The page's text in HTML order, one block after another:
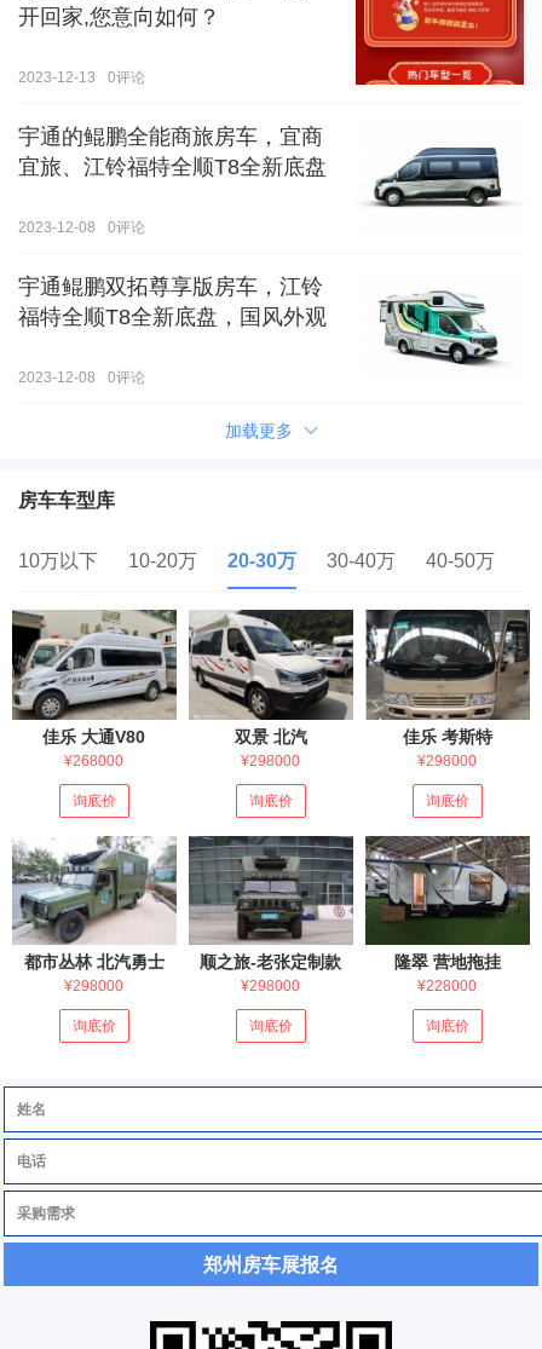
开回家,您意向如何？
2023-12-13 0评论
宇通的鲲鹏全能商旅房车，宜商
宜旅、江铃福特全顺T8全新底盘
2023-12-08 0评论
宇通鲲鹏双拓尊享版房车，江铃
福特全顺T8全新底盘，国风外观
2023-12-08 0评论
加载更多
房车车型库
10万以下 10-20万 20-30万 30-40万 40-50万
佳乐 大通V80
¥268000
询底价
双景 北汽
¥298000
询底价
佳乐 考斯特
¥298000
询底价
都市丛林 北汽勇士
¥298000
询底价
顺之旅-老张定制款
¥298000
询底价
隆翠 营地拖挂
¥228000
询底价
郑州房车展报名